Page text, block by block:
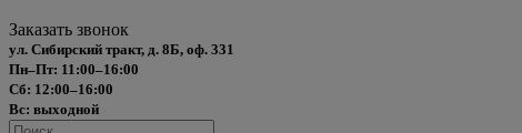
Заказать звонок
ул. Сибирский тракт, д. 8Б, оф. 331
Пн–Пт: 11:00–16:00
Сб: 12:00–16:00
Вс: выходной